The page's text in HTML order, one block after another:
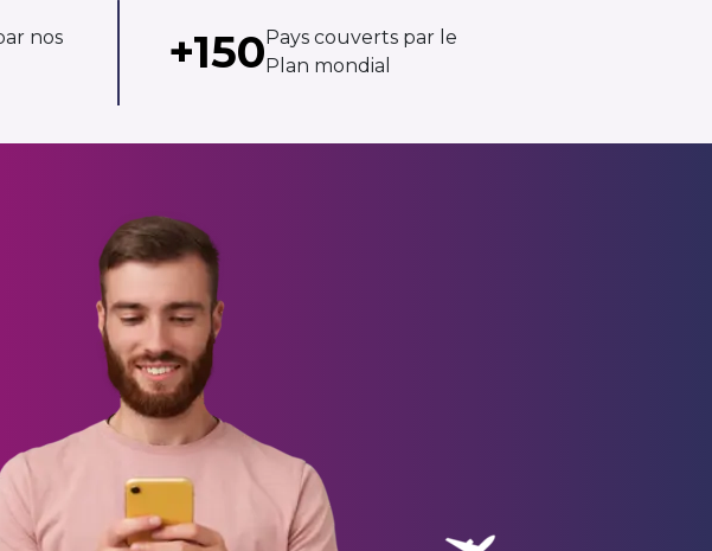
nos
+150 Pays couverts par le
Plan mondial